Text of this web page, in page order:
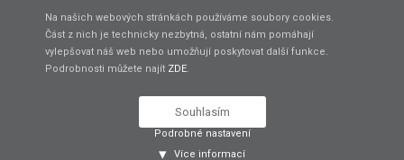
-20%
sleva
848,00 Kčbez DPH
Skladem:
Porovnat
Na našich webových stránkách používáme soubory cookies.
Část z nich je technicky nezbytná, ostatní nám pomáhají
vylepšovat náš web nebo umožňují poskytovat další funkce.
Podrobnosti můžete najít ZDE.
Souhlasím
Podrobné nastavení
Více informací